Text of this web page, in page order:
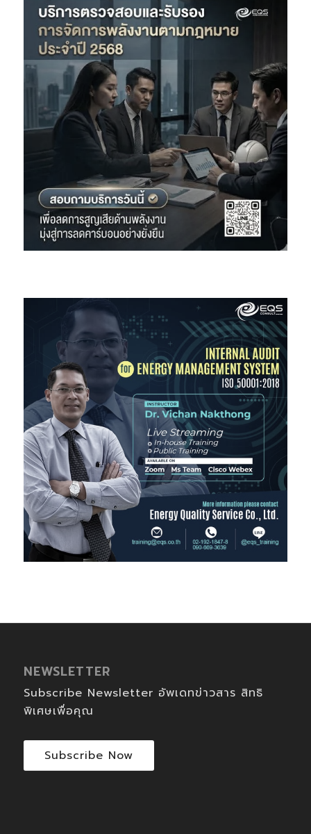
NEWSLETTER
Subscribe Newsletter อัพเดทข่าวสาร สิทธิ
พิเศษเพื่อคุณ
Subscribe Now